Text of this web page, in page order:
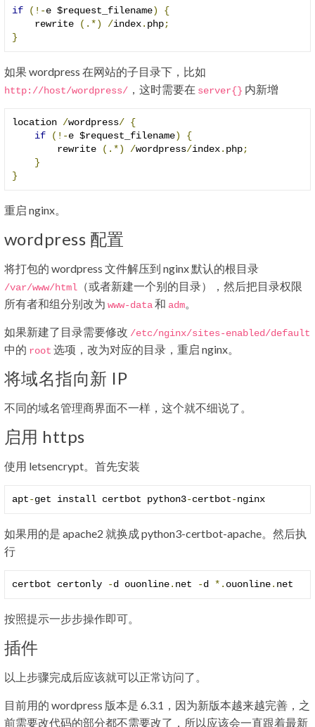
if (!-e $request_filename)
{
    rewrite
(.*) /index. php;
}
如果 wordpress 在网站的子目录下，比如
http: //host/wordpress/ ，这时需要在 server{} 内新增
location /wordpress/ {
if
(!-e $request_filename)
{
        rewrite
(.*) /wordpress/index. php;
}
}
重启 nginx。
wordpress 配置
将打包的 wordpress 文件解压到 nginx 默认的根目录
/var/www/html （或者新建一个别的目录），然后把目录权限
所有者和组分别改为 www-data和 adm。
如果新建了目录需要修改 /etc/nginx/sites-enabled/default
中的 root 选项，改为对应的目录，重启 nginx。
将域名指向新 IP
不同的域名管理商界面不一样，这个就不细说了。
启用 https
使用 letsencrypt。首先安装
apt-get install certbot python3-certbot-nginx
如果用的是 apache2 就换成 python3-certbot-apache。然后执
行
certbot certonly -d ouonline. net -d *. ouonline. net
按照提示一步步操作即可。
插件
以上步骤完成后应该就可以正常访问了。
目前用的 wordpress 版本是 6.3.1，因为新版本越来越完善，之
前需要改代码的部分都不需要改了，所以应该会一直跟着最新